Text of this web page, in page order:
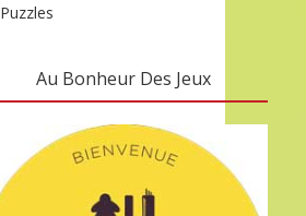
Puzzles
Au Bonheur Des Jeux